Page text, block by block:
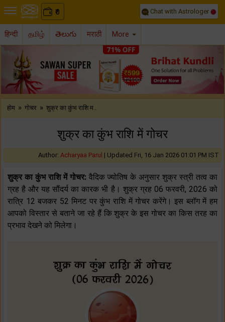
₹
0 Chat with Astrologer
हिन्दी தமிழ் తెలుగు मराठी More
Previous
होम » गोचर » शुक्र का कुंभ राशि म..
शुक्र का कुंभ राशि में गोचर
Author: Acharyaa Parul | Updated Fri, 16 Jan 2026 01:01 PM IST
शुक्र का कुंभ राशि में गोचर: वैदिक ज्‍योतिष के अनुसार शुक्र स्‍त्री तत्‍व का
ग्रह है और यह सौंदर्य का कारक भी है। शुक्र ग्रह 06 फरवरी, 2026 को
रात्रि 12 बजकर 52 मिनट पर कुंभ राशि में गोचर करेंगे। इस ब्‍लॉग में हम
आपको विस्‍तार से बताने जा रहे हैं कि शुक्र के इस गोचर का किस तरह का
प्रभाव देखने को मिलेगा।